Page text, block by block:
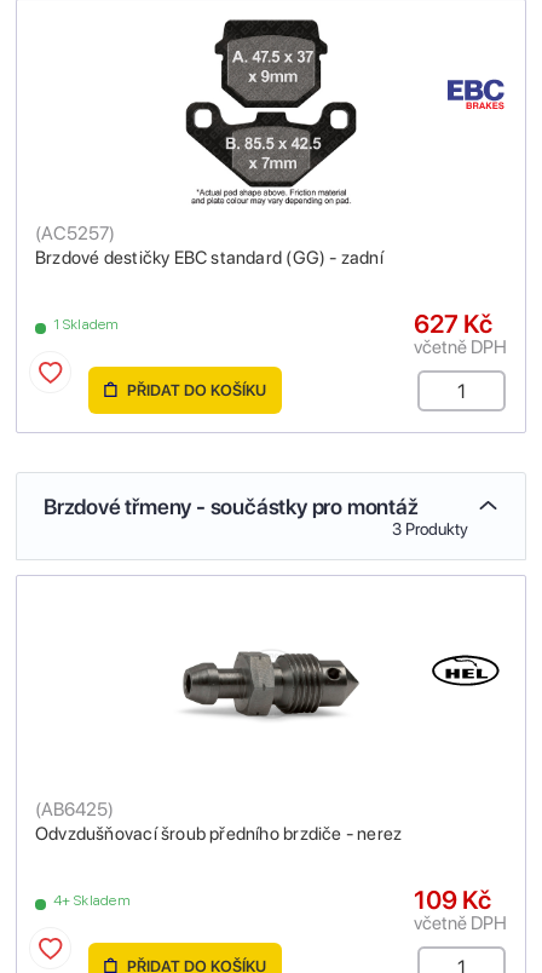
Brzdové destičky EBC standard (GG) - zadní
(AC5257)
1 Skladem 627 Kč
včetně DPH
PŘIDAT DO KOŠÍKU
Brzdové třmeny - součástky pro montáž
3 Produkty
Odvzdušňovací šroub předního brzdiče - nerez
(AB6425)
4+ Skladem 109 Kč
včetně DPH
PŘIDAT DO KOŠÍKU